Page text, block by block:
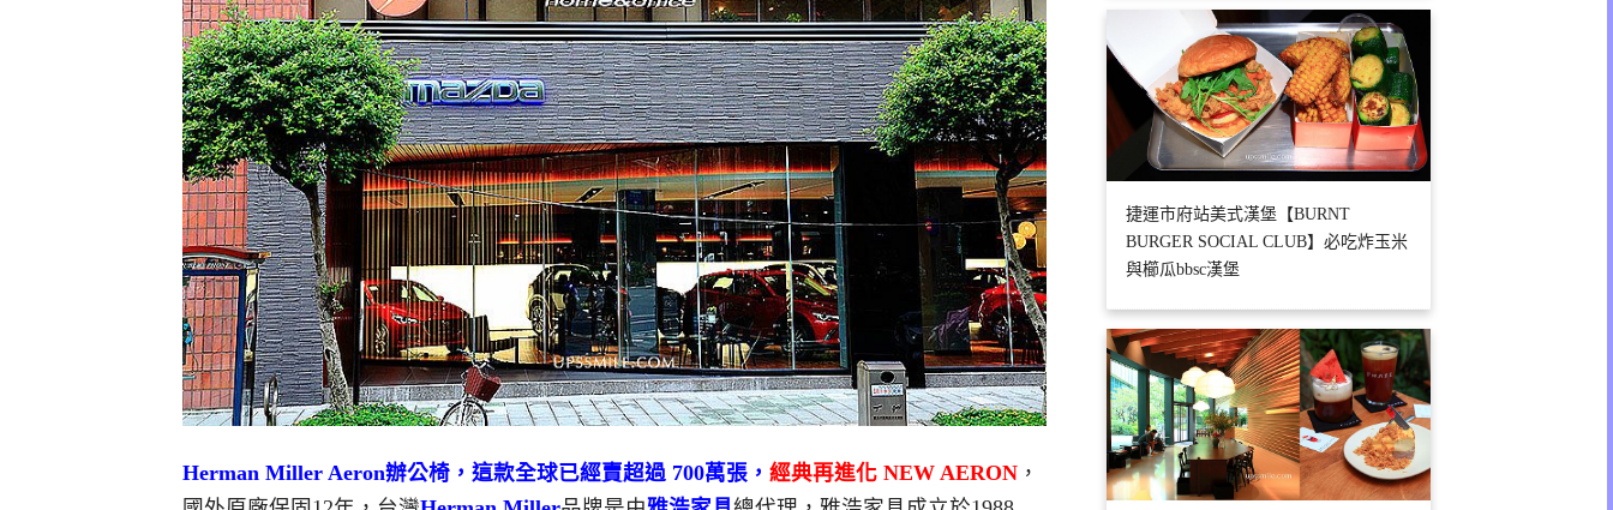
Herman Miller Aeron辦公椅，這款全球已經賣超過 700萬張， 經典再進化 NEW AERON ，
捷運市府站美式漢堡【BURNT
BURGER SOCIAL CLUB】必吃炸玉米
與櫛瓜bbsc漢堡